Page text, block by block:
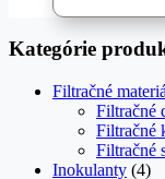
Kategórie
Filtračné
Filtračné
Filtračné
Filtračné
Inokulanty (4)